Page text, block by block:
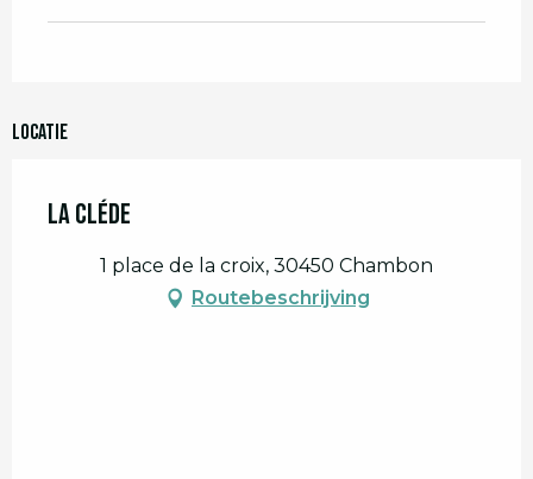
Locatie
La cléde
1 place de la croix, 30450 Chambon
Routebeschrijving